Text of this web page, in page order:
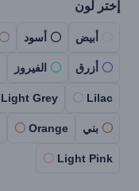
إختر لون
أبيض أسود
أزرق الفيروز
Lilac
Light Grey
بني Orange
Light Pink